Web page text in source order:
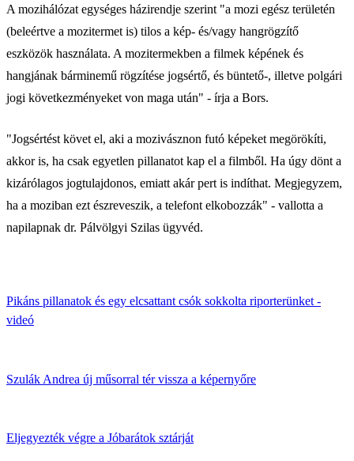
A mozihálózat egységes házirendje szerint "a mozi egész területén
(beleértve a mozitermet is) tilos a kép- és/vagy hangrögzítő
eszközök használata. A mozitermekben a filmek képének és
hangjának bárminemű rögzítése jogsértő, és büntető-, illetve polgári
jogi következményeket von maga után" - írja a Bors.
"Jogsértést követ el, aki a mozivásznon futó képeket megörökíti,
akkor is, ha csak egyetlen pillanatot kap el a filmből. Ha úgy dönt a
kizárólagos jogtulajdonos, emiatt akár pert is indíthat. Megjegyzem,
ha a moziban ezt észreveszik, a telefont elkobozzák" - vallotta a
napilapnak dr. Pálvölgyi Szilas ­ügy­véd.
Pikáns pillanatok és egy elcsattant csók sokkolta riporterünket -
videó
Szulák Andrea új műsorral tér vissza a képernyőre
Eljegyezték végre a Jóbarátok sztárját